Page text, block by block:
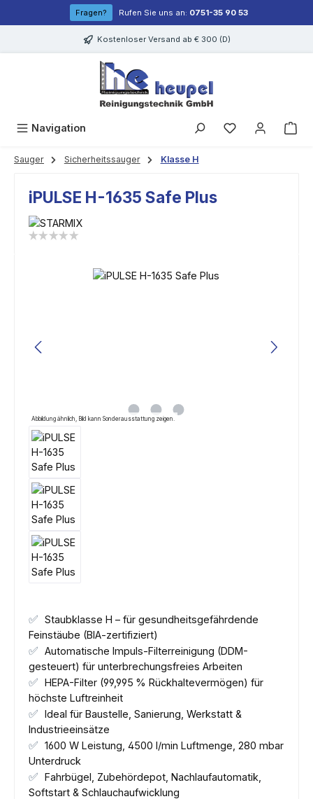
Zum Hauptinhalt springen
Fragen? Rufen Sie uns an: 0751-35 90 53
Kostenloser Versand ab € 300 (D)
Navigation
Sauger Sicherheitssauger Klasse H
iPULSE H-1635 Safe Plus
Bildergalerie überspringen
Abbildung ähnlich, Bild kann Sonderausstattung zeigen.
✅ Staubklasse H – für gesundheitsgefährdende
Feinstäube (BIA-zertifiziert)
✅ Automatische Impuls-Filterreinigung (DDM-
gesteuert) für unterbrechungsfreies Arbeiten
✅ HEPA-Filter (99,995 % Rückhaltevermögen) für
höchste Luftreinheit
✅ Ideal für Baustelle, Sanierung, Werkstatt &
Industrieeinsätze
✅ 1600 W Leistung, 4500 l/min Luftmenge, 280 mbar
Unterdruck
✅ Fahrbügel, Zubehördepot, Nachlaufautomatik,
Softstart & Schlauchaufwicklung